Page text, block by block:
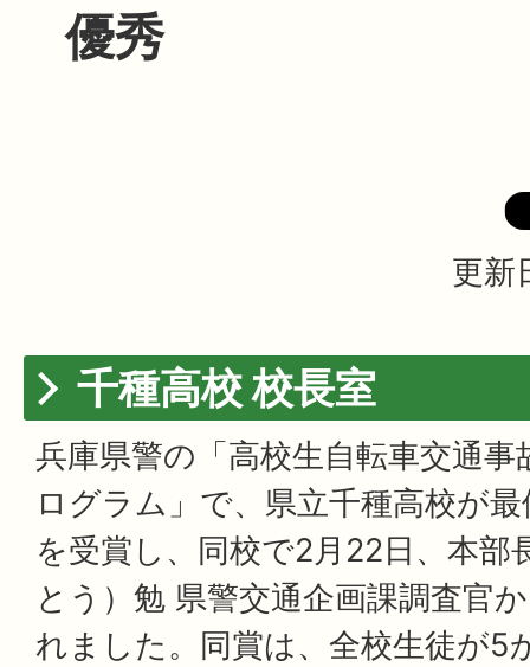
優秀
更新
千種高校 校長室
兵庫県警の「高校生自転車交通
ログラム」で、県立千種高校が
を受賞し、同校で2月22日、本部
とう）勉 県警交通企画課調査官
れました。同賞は、全校生徒が5